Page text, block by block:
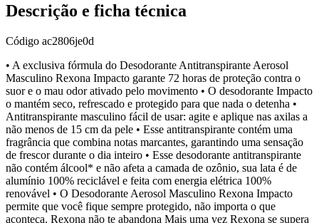
Descrição e ficha técnica
Código ac2806je0d
• A exclusiva fórmula do Desodorante Antitranspirante Aerosol
Masculino Rexona Impacto garante 72 horas de proteção contra o
suor e o mau odor ativado pelo movimento • O desodorante Impacto
o mantém seco, refrescado e protegido para que nada o detenha •
Antitranspirante masculino fácil de usar: agite e aplique nas axilas a
não menos de 15 cm da pele • Esse antitranspirante contém uma
fragrância que combina notas marcantes, garantindo uma sensação
de frescor durante o dia inteiro • Esse desodorante antitranspirante
não contém álcool* e não afeta a camada de ozônio, sua lata é de
alumínio 100% reciclável e feita com energia elétrica 100%
renovável • O Desodorante Aerosol Masculino Rexona Impacto
permite que você fique sempre protegido, não importa o que
aconteça. Rexona não te abandona Mais uma vez Rexona se supera